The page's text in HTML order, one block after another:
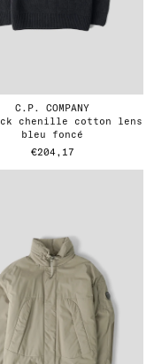
C.P. COMPANY
bleu foncé
€204,17